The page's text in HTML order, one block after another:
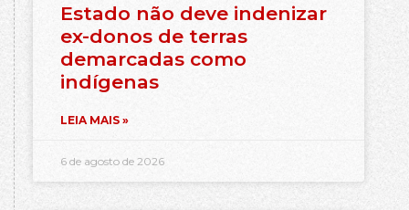
Estado não deve indenizar
ex-donos de terras
demarcadas como
indígenas
LEIA MAIS »
6 de agosto de 2026